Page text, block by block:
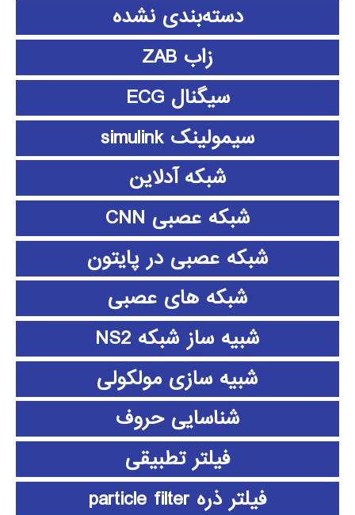
دسته‌بندی نشده
زاب ZAB
سیگنال ECG
سیمولینک simulink
شبکه آدلاین
شبکه عصبی CNN
شبکه عصبی در پایتون
شبکه های عصبی
شبیه ساز شبکه NS2
شبیه سازی مولکولی
شناسایی حروف
فیلتر تطبیقی
فیلتر ذره particle filter